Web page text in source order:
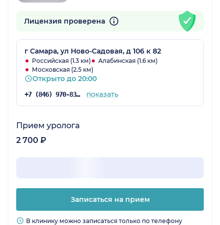
Лицензия проверена
г Самара, ул Ново-Садовая, д 106 к 82
Российская (1.3 км)
Алабинская (1.6 км)
Московская (2.5 км)
Открыто до 20:00
+7 (846) 970-83-21 показать
Прием уролога
2 700 ₽
Записаться на прием
В клинику можно записаться только по телефону